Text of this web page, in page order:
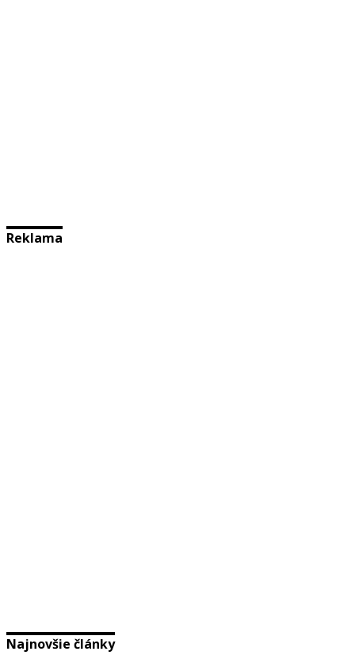
Reklama
Najnovšie články